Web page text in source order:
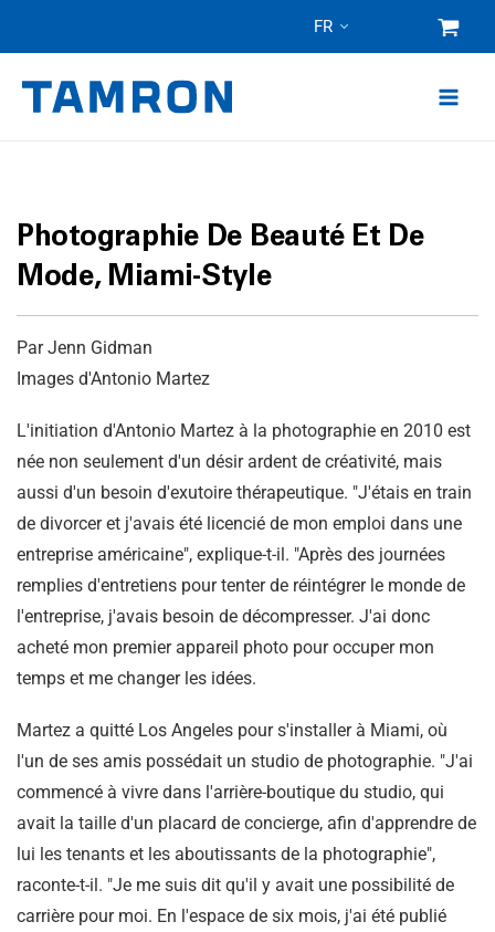
content
FR
Photographie De Beauté Et De
Mode, Miami-Style
Par Jenn Gidman
Images d'Antonio Martez
L'initiation d'Antonio Martez à la photographie en 2010 est
née non seulement d'un désir ardent de créativité, mais
aussi d'un besoin d'exutoire thérapeutique. "J'étais en train
de divorcer et j'avais été licencié de mon emploi dans une
entreprise américaine", explique-t-il. "Après des journées
remplies d'entretiens pour tenter de réintégrer le monde de
l'entreprise, j'avais besoin de décompresser. J'ai donc
acheté mon premier appareil photo pour occuper mon
temps et me changer les idées.
Martez a quitté Los Angeles pour s'installer à Miami, où
l'un de ses amis possédait un studio de photographie. "J'ai
commencé à vivre dans l'arrière-boutique du studio, qui
avait la taille d'un placard de concierge, afin d'apprendre de
lui les tenants et les aboutissants de la photographie",
raconte-t-il. "Je me suis dit qu'il y avait une possibilité de
carrière pour moi. En l'espace de six mois, j'ai été publié